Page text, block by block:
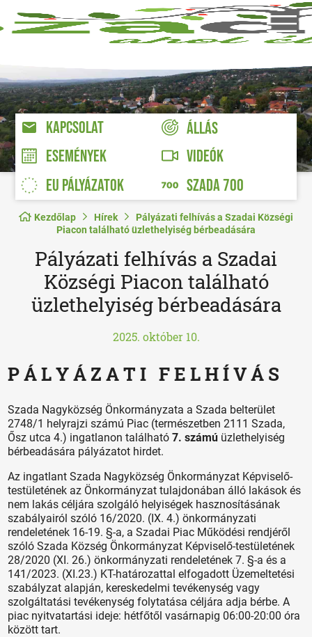
KAPCSOLAT
ÁLLÁS
ESEMÉNYEK
VIDEÓK
EU PÁLYÁZATOK
SZADA 700
Kezdőlap Hírek
Pályázati felhívás a Szadai Községi
Piacon található üzlethelyiség bérbeadására
Pályázati felhívás a Szadai
Községi Piacon található
üzlethelyiség bérbeadására
2025. október 10.
P Á L Y Á Z A T I F E L H Í V Á S
Szada Nagyközség Önkormányzata a Szada belterület
2748/1 helyrajzi számú Piac (természetben 2111 Szada,
Ősz utca 4.) ingatlanon található7. számú üzlethelyiség
bérbeadására pályázatot hirdet.
Az ingatlant Szada Nagyközség Önkormányzat Képviselő-
testületének az Önkormányzat tulajdonában álló lakások és
nem lakás céljára szolgáló helyiségek hasznosításának
szabályairól szóló 16/2020. (IX. 4.) önkormányzati
rendeletének 16-19. §-a, a Szadai Piac Működési rendjéről
szóló Szada Község Önkormányzat Képviselő-testületének
28/2020 (XI. 26.) önkormányzati rendeletének 7. §-a és a
141/2023. (XI.23.) KT-határozattal elfogadott Üzemeltetési
szabályzat alapján, kereskedelmi tevékenység vagy
szolgáltatási tevékenység folytatása céljára adja bérbe. A
piac nyitvatartási ideje: hétfőtől vasárnapig 06:00-20:00 óra
között tart.